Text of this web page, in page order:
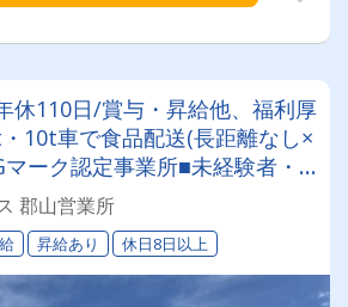
休110日/賞与・昇給他、福利厚
10t車で食品配送(長距離なし×
ーク認定事業所■未経験者・
■手厚い研修■資格取得制度(大
郡山営業所
昇給あり 休日8日以上